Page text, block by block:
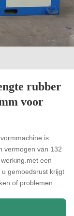
rubber
voor
is
vermogen van 132
een
gemoedsrust krijgt
of problemen. ...